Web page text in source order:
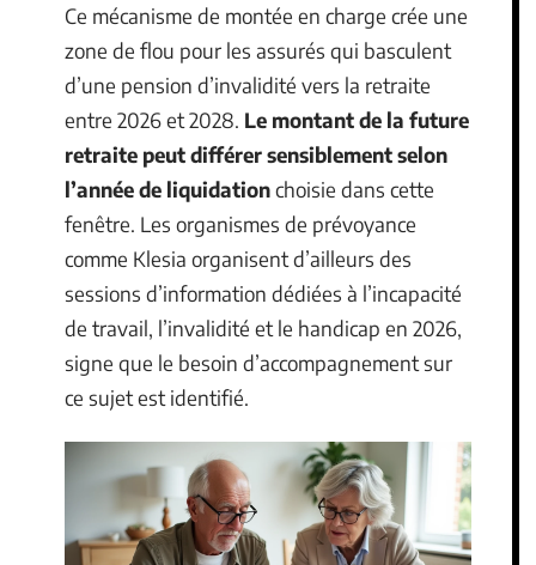
Ce mécanisme de montée en charge crée une
zone de flou pour les assurés qui basculent
d’une pension d’invalidité vers la retraite
entre 2026 et 2028. Le montant de la future
retraite peut différer sensiblement selon
l’année de liquidationchoisie dans cette
fenêtre. Les organismes de prévoyance
comme Klesia organisent d’ailleurs des
sessions d’information dédiées à l’incapacité
de travail, l’invalidité et le handicap en 2026,
signe que le besoin d’accompagnement sur
ce sujet est identifié.